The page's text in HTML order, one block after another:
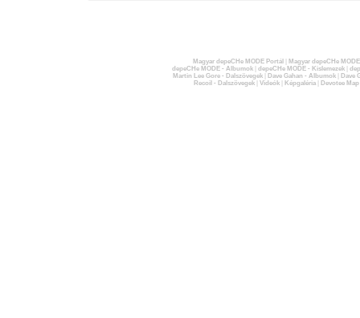
Magyar depeCHe MODE Portál
Magyar depeCHe
depeCHe MODE - Albumok| depeCHe MODE - Kislemezek|
Martin Lee Gore - Dalszövegek| Dave Gahan - Albumok|
Dave
Recoil - Dalszövegek| Videók| Képgaléria| Devotee Map